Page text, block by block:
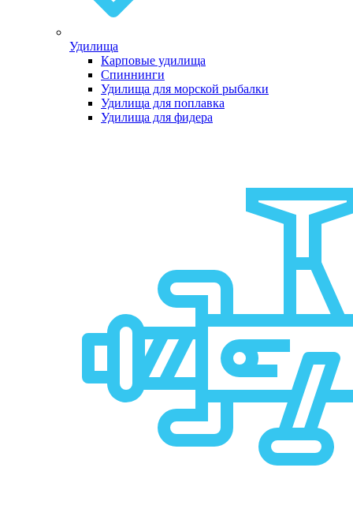
Удилища
Карповые удилища
Спиннинги
Удилища для морской рыбалки
Удилища для поплавка
Удилища для фидера